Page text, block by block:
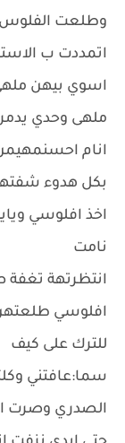
وطلعت
اتمددت ب
اسوي بيهن ملهى
ملهى وحدي
انام
بكل هدوء
اخذ افلوسي
نامت
افلوسي
للترك على كيف
سما:عافتني
الصدري وصرت